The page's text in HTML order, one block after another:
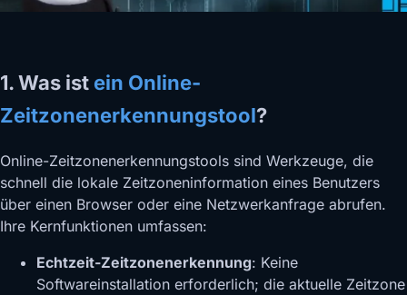
1. Was ist ein Online-
Zeitzonenerkennungstool?
Online-Zeitzonenerkennungstools sind Werkzeuge, die
schnell die lokale Zeitzoneninformation eines Benutzers
über einen Browser oder eine Netzwerkanfrage abrufen.
Ihre Kernfunktionen umfassen:
Echtzeit-Zeitzonenerkennung: Keine
Softwareinstallation erforderlich; die aktuelle Zeitzone